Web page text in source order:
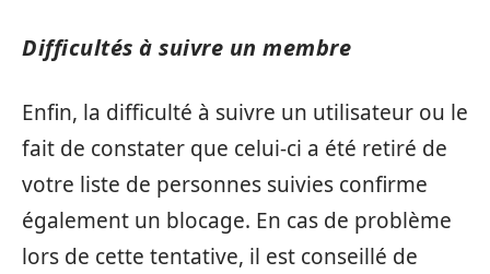
Difficultés à suivre un membre
Enfin, la difficulté à suivre un utilisateur ou le
fait de constater que celui-ci a été retiré de
votre liste de personnes suivies confirme
également un blocage. En cas de problème
lors de cette tentative, il est conseillé de